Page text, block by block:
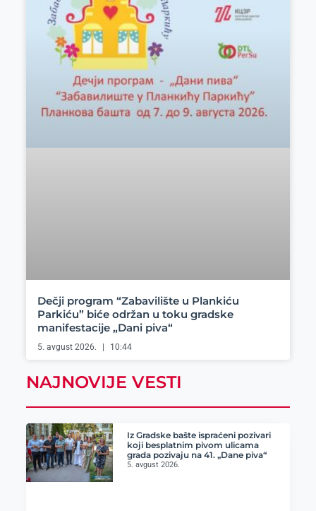
Dečji program “Zabavilište u Plankiću
Parkiću” biće održan u toku gradske
manifestacije „Dani piva“
5. avgust 2026. 10:44
NAJNOVIJE VESTI
Iz Gradske bašte ispraćeni pozivari
koji besplatnim pivom ulicama
grada pozivaju na 41. „Dane piva“
5. avgust 2026.